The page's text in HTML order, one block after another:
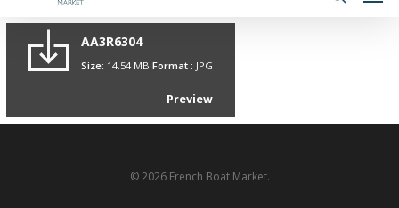
AA3R6304
Size: 14.54 MB Format : JPG
Preview
© 2026 French Boat Market.